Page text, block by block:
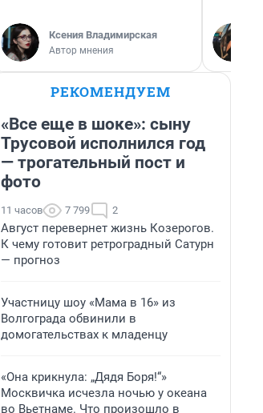
Ксения Владимирская
Автор мнения
РЕКОМЕНДУЕМ
«Все еще в шоке»: сыну
Трусовой исполнился год
— трогательный пост и
фото
11 часов 7 799 2
Август перевернет жизнь Козерогов.
К чему готовит ретроградный Сатурн
— прогноз
Участницу шоу «Мама в 16» из
Волгограда обвинили в
домогательствах к младенцу
«Она крикнула: „Дядя Боря!“»
Москвичка исчезла ночью у океана
во Вьетнаме. Что произошло в